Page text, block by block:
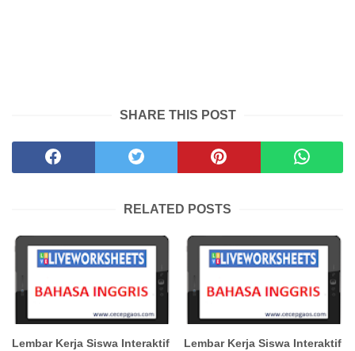
SHARE THIS POST
RELATED POSTS
Lembar Kerja Siswa Interaktif
Lembar Kerja Siswa Interaktif